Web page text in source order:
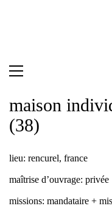
maison
(38)
lieu: rencurel, france
maîtrise d’ouvrage: privée
missions: mandataire +